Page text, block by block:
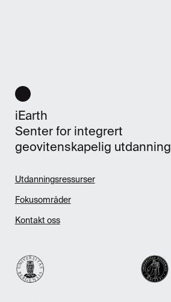
iEarth
Senter for integrert
geovitenskapelig utdanning
Utdanningsressurser
Fokusområder
Kontakt oss